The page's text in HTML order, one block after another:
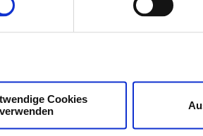
Cookies, um Inhalte und Anzeigen zu
Website zu analysieren.
haben.
Cookies
verwenden